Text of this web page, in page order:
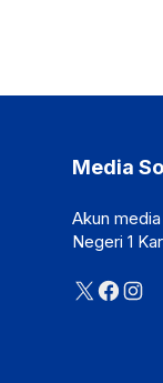
Media
Akun
Negeri 1
X